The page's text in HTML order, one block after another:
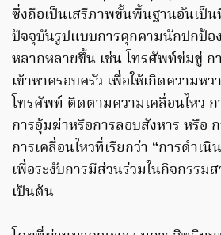
ซึ่งถือเป็นเสรีภาพขั้นพื้นฐานอันเป็
ปัจจุบันรูปแบบการคุกคามนักปกป้
หลากหลายขึ้น เช่น โทรศัพท์ข่มขู่ ก
เข้าหาครอบครัว เพื่อให้เกิดความห
โทรศัพท์ ติดตามความเคลื่อนไหว
การอุ้มฆ่าหรือการลอบสังหาร หรือ
การเคลื่อนไหวที่เรียกว่า “การดำเ
เพื่อระงับการมีส่วนร่วมในกิจกรรม
เป็นต้น